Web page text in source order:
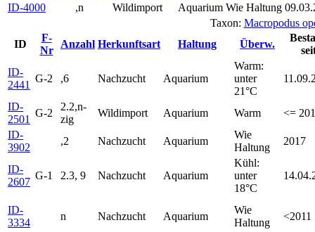
ID-4000
,n Wildimport Aquarium Wie Haltung
Taxon: Macropodus
ID
F-
Nr
Anzahl Herkunftsart Haltung Überw.
ID-
2441
G-2 ,6 Nachzucht Aquarium
Warm:
unter
21°C
ID-
2501
G-2
2.2,n-
zig
Wildimport Aquarium Warm
<=
ID-
3902
,2 Nachzucht Aquarium
Wie
Haltung
2017
ID-
2607
G-1 2.3, 9 Nachzucht Aquarium
Kühl:
unter
18°C
ID-
3334
n Nachzucht Aquarium
Wie
Haltung
<2011